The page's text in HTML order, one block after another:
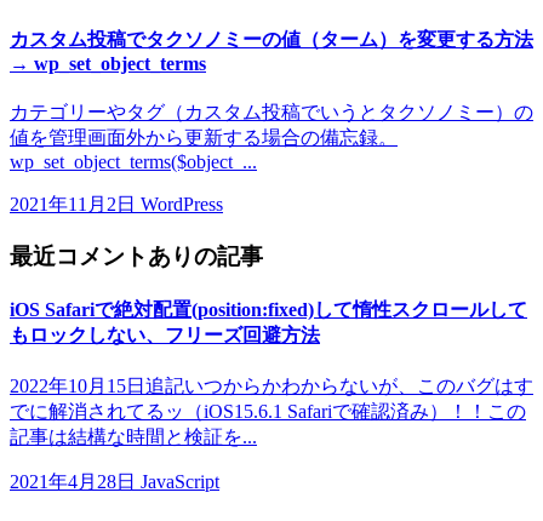
カスタム投稿でタクソノミーの値（ターム）を変更する方法
→ wp_set_object_terms
カテゴリーやタグ（カスタム投稿でいうとタクソノミー）の
値を管理画面外から更新する場合の備忘録。
wp_set_object_terms($object_...
2021年11月2日 WordPress
最近コメントありの記事
iOS Safariで絶対配置(position:fixed)して惰性スクロールして
もロックしない、フリーズ回避方法
2022年10月15日追記いつからかわからないが、このバグはす
でに解消されてるッ（iOS15.6.1 Safariで確認済み）！！この
記事は結構な時間と検証を...
2021年4月28日 JavaScript